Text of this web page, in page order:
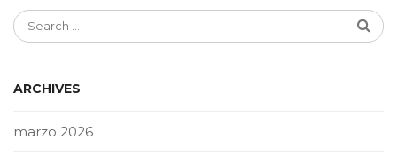
ARCHIVES
marzo 2026